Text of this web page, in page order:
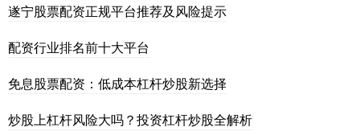
遂宁股票配资正规平台推荐及风险提示
配资行业排名前十大平台
免息股票配资：低成本杠杆炒股新选择
炒股上杠杆风险大吗？投资杠杆炒股全解析